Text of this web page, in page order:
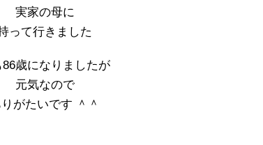
実家の母に
って行きました
86歳になりましたが
元気なので
がたいです ＾＾